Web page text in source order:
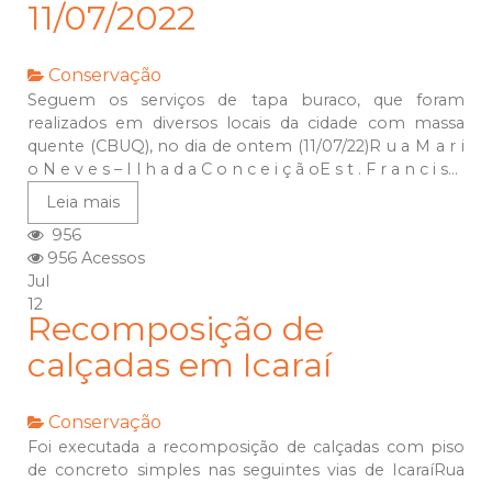
11/07/2022
Conservação
Seguem os serviços de tapa buraco, que foram
realizados em diversos locais da cidade com massa
quente (CBUQ), no dia de ontem (11/07/22)R u a M a r i
o N e v e s – I l h a d a C o n c e i ç ã oE s t . F r a n c i s...
Leia mais
956
956 Acessos
Jul
12
Recomposição de
calçadas em Icaraí
Conservação
Foi executada a recomposição de calçadas com piso
de concreto simples nas seguintes vias de IcaraíRua